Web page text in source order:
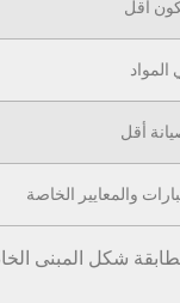
أقل
أقل
والمعايير الخاصة
شكل المبنى